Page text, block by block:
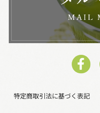
特定商取引法に基づく表記